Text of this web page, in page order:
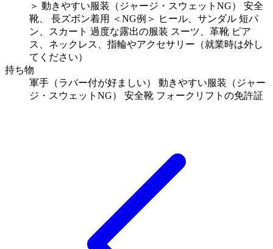
＞ 動きやすい服装（ジャージ・スウェットNG） 安全
靴、 長ズボン着用 ＜NG例＞ ヒール、サンダル 短パ
ン、スカート 過度な露出の服装 スーツ、革靴 ピア
ス、ネックレス、指輪やアクセサリー（就業時は外し
てください）
持ち物
軍手（ラバー付が好ましい） 動きやすい服装（ジャー
ジ・スウェットNG） 安全靴 フォークリフトの免許証